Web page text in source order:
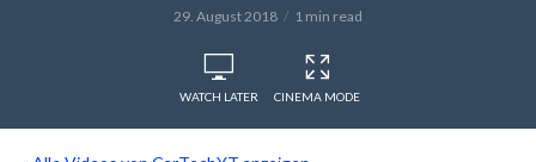
29. August 2018 1 min read
WATCH LATER CINEMA MODE